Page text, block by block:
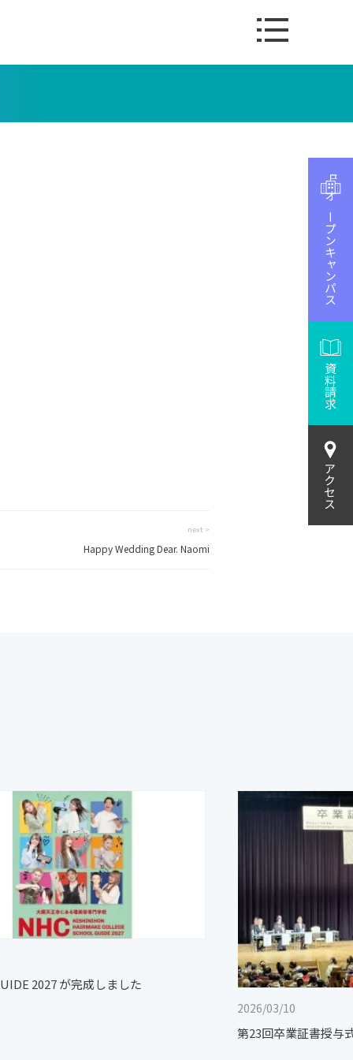
オープンキャンパス
資料請求
アクセス
next >
Happy Wedding Dear. Naomi
2027 が完成しました
2026/03/10
第23回卒業証書授与